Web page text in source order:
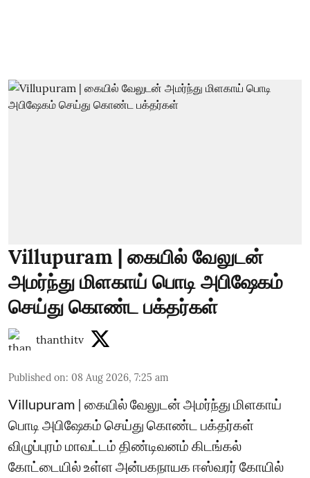
Villupuram | கையில் வேலுடன்
அமர்ந்து மிளகாய் பொடி அபிஷேகம்
செய்து கொண்ட பக்தர்கள்
thanthitv
Published on: 08 Aug 2026, 7:25 am
Villupuram | கையில் வேலுடன் அமர்ந்து மிளகாய்
பொடி அபிஷேகம் செய்து கொண்ட பக்தர்கள்
விழுப்புரம் மாவட்டம் திண்டிவனம் கிடங்கல்
கோட்டையில் உள்ள அன்பகநாயக ஈஸ்வரர் கோயில்